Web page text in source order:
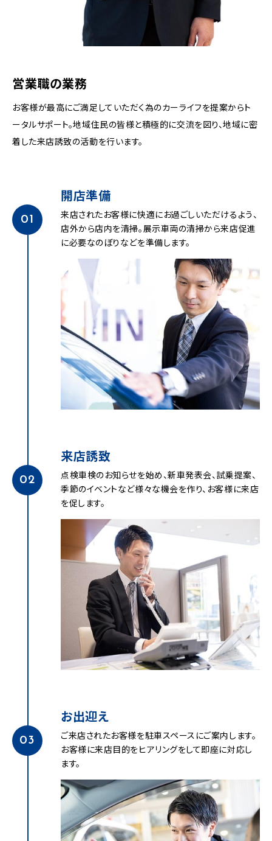
営業職の業務
お客様が最高にご満足していただく為のカーライフを提案からト
ータルサポート。地域住民の皆様と積極的に交流を図り、地域に密
着した来店誘致の活動を行います。
01
開店準備
来店されたお客様に快適にお過ごしいただけるよう、
店外から店内を清掃。展示車両の清掃から来店促進
に必要なのぼりなどを準備します。
02
来店誘致
点検車検のお知らせを始め、新車発表会、試乗提案、
季節のイベントなど様々な機会を作り、お客様に来店
を促します。
03
お出迎え
ご来店されたお客様を駐車スペースにご案内します。
お客様に来店目的をヒアリングをして即座に対応し
ます。